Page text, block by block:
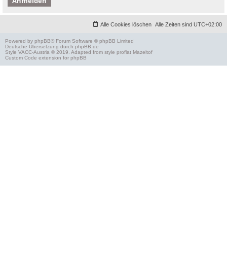
Alle Zeiten sind UTC+02:00
Alle Cookies löschen
Powered by phpBB® Forum Software © phpBB Limited
Deutsche Übersetzung durch phpBB.de
Style VACC-Austria © 2019. Adapted from style proflat Mazeltof
Custom Code extension for phpBB